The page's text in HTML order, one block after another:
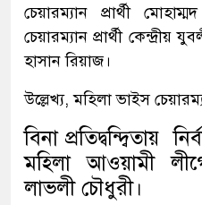
চেয়ারম্যান প্রার্থী
চেয়ারম্যান প্রার্থী
হাসান রিয়াজ।
উল্লেখ্য, মহিলা ভাইস
বিনা প্রতিদ্বন্দ্বিতায়
মহিলা আওয়ামী
লাভলী চৌধুরী।